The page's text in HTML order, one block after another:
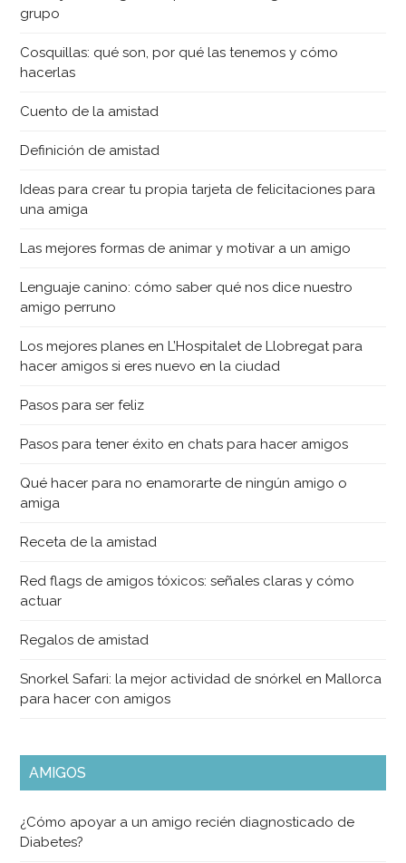
grupo
Cosquillas: qué son, por qué las tenemos y cómo
hacerlas
Cuento de la amistad
Definición de amistad
Ideas para crear tu propia tarjeta de felicitaciones para
una amiga
Las mejores formas de animar y motivar a un amigo
Lenguaje canino: cómo saber qué nos dice nuestro
amigo perruno
Los mejores planes en L’Hospitalet de Llobregat para
hacer amigos si eres nuevo en la ciudad
Pasos para ser feliz
Pasos para tener éxito en chats para hacer amigos
Qué hacer para no enamorarte de ningún amigo o
amiga
Receta de la amistad
Red flags de amigos tóxicos: señales claras y cómo
actuar
Regalos de amistad
Snorkel Safari: la mejor actividad de snórkel en Mallorca
para hacer con amigos
AMIGOS
¿Cómo apoyar a un amigo recién diagnosticado de
Diabetes?